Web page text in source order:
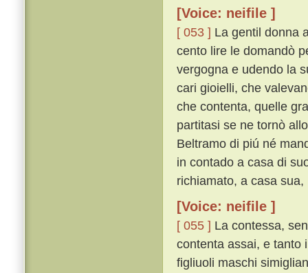
[Voice: neifile ]
[ 053 ] La gentil donna
cento lire le domandò
vergogna e udendo la
cari gioielli, che
che contenta, quelle
partitasi se ne tornò
Beltramo di piú né
in contado a casa di
richiamato, a casa
[Voice: neifile ]
[ 055 ] La contessa,
contenta assai, e tanto
figliuoli maschi